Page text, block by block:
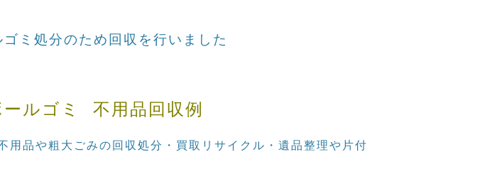
ミ処分のため回収を行いました
ルゴミ 不用品回収例
品や粗大ごみの回収処分・買取リサイクル・遺品整理や片付